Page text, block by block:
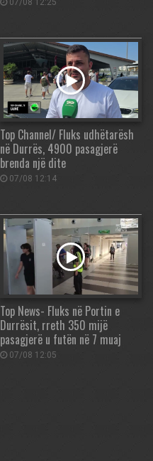
07/08 12:25
Top Channel/ Fluks udhëtarësh
në Durrës, 4900 pasagjerë
brenda një dite
07/08 12:14
Top News- Fluks në Portin e
Durrësit, rreth 350 mijë
pasagjerë u futën në 7 muaj
07/08 12:05